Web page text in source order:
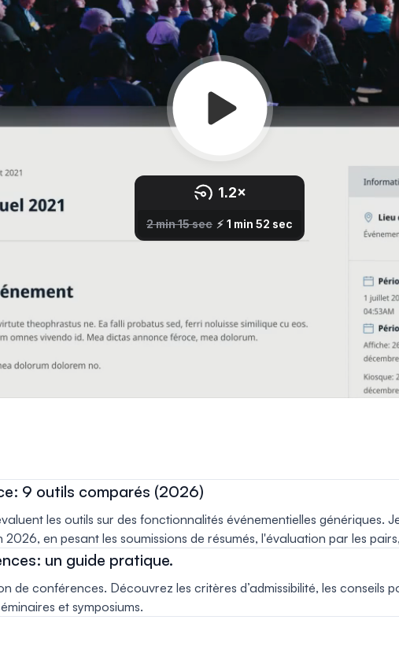
9 outils comparés (2026)
les outils sur des fonctionnalités événementielles génériques.
en pesant les soumissions de résumés, l'évaluation par les
un guide pratique.
de conférences. Découvrez les critères d’admissibilité, les
et symposiums.